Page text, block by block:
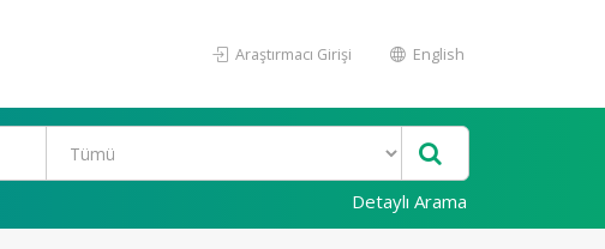
Araştırmacı Girişi English
Detaylı Arama